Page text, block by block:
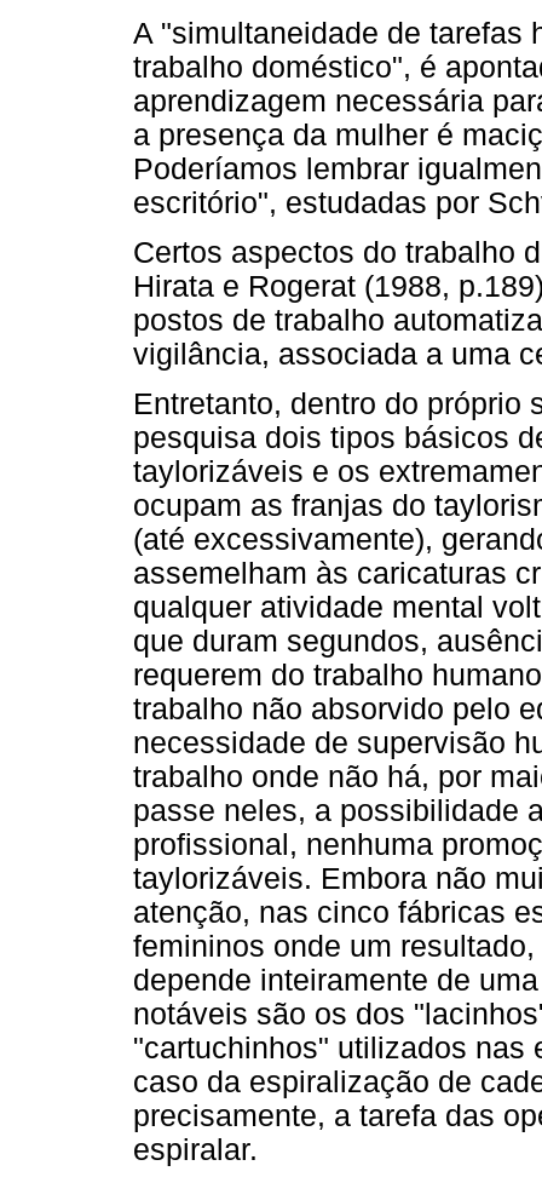
A "simultaneidade de tarefas
trabalho doméstico", é
aprendizagem necessária
a presença da mulher é
Poderíamos lembrar
escritório", estudadas por
Certos aspectos do trabalho
Hirata e Rogerat (1988,
postos de trabalho
vigilância, associada a uma
Entretanto, dentro do próprio
pesquisa dois tipos básicos
taylorizáveis e os
ocupam as franjas do
(até excessivamente),
assemelham às caricaturas
qualquer atividade mental
que duram segundos,
requerem do trabalho
trabalho não absorvido pelo
necessidade de supervisão
trabalho onde não há, por
passe neles, a possibilidade
profissional, nenhuma
taylorizáveis. Embora não
atenção, nas cinco fábricas
femininos onde um
depende inteiramente de
notáveis são os dos
"cartuchinhos" utilizados nas
caso da espiralização de
precisamente, a tarefa das
espiralar.